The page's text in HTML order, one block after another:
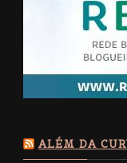
ALÉM DA